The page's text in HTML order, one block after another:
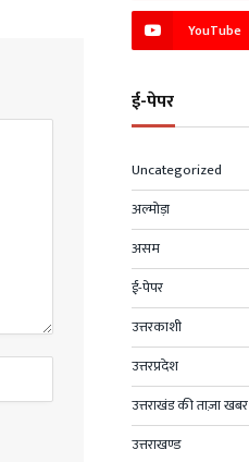
YouTube
ई-पेपर
Uncategorized
अल्मोड़ा
असम
ई-पेपर
उत्तरकाशी
उत्तरप्रदेश
उत्तराखंड की ताज़ा खबर
उत्तराखण्ड